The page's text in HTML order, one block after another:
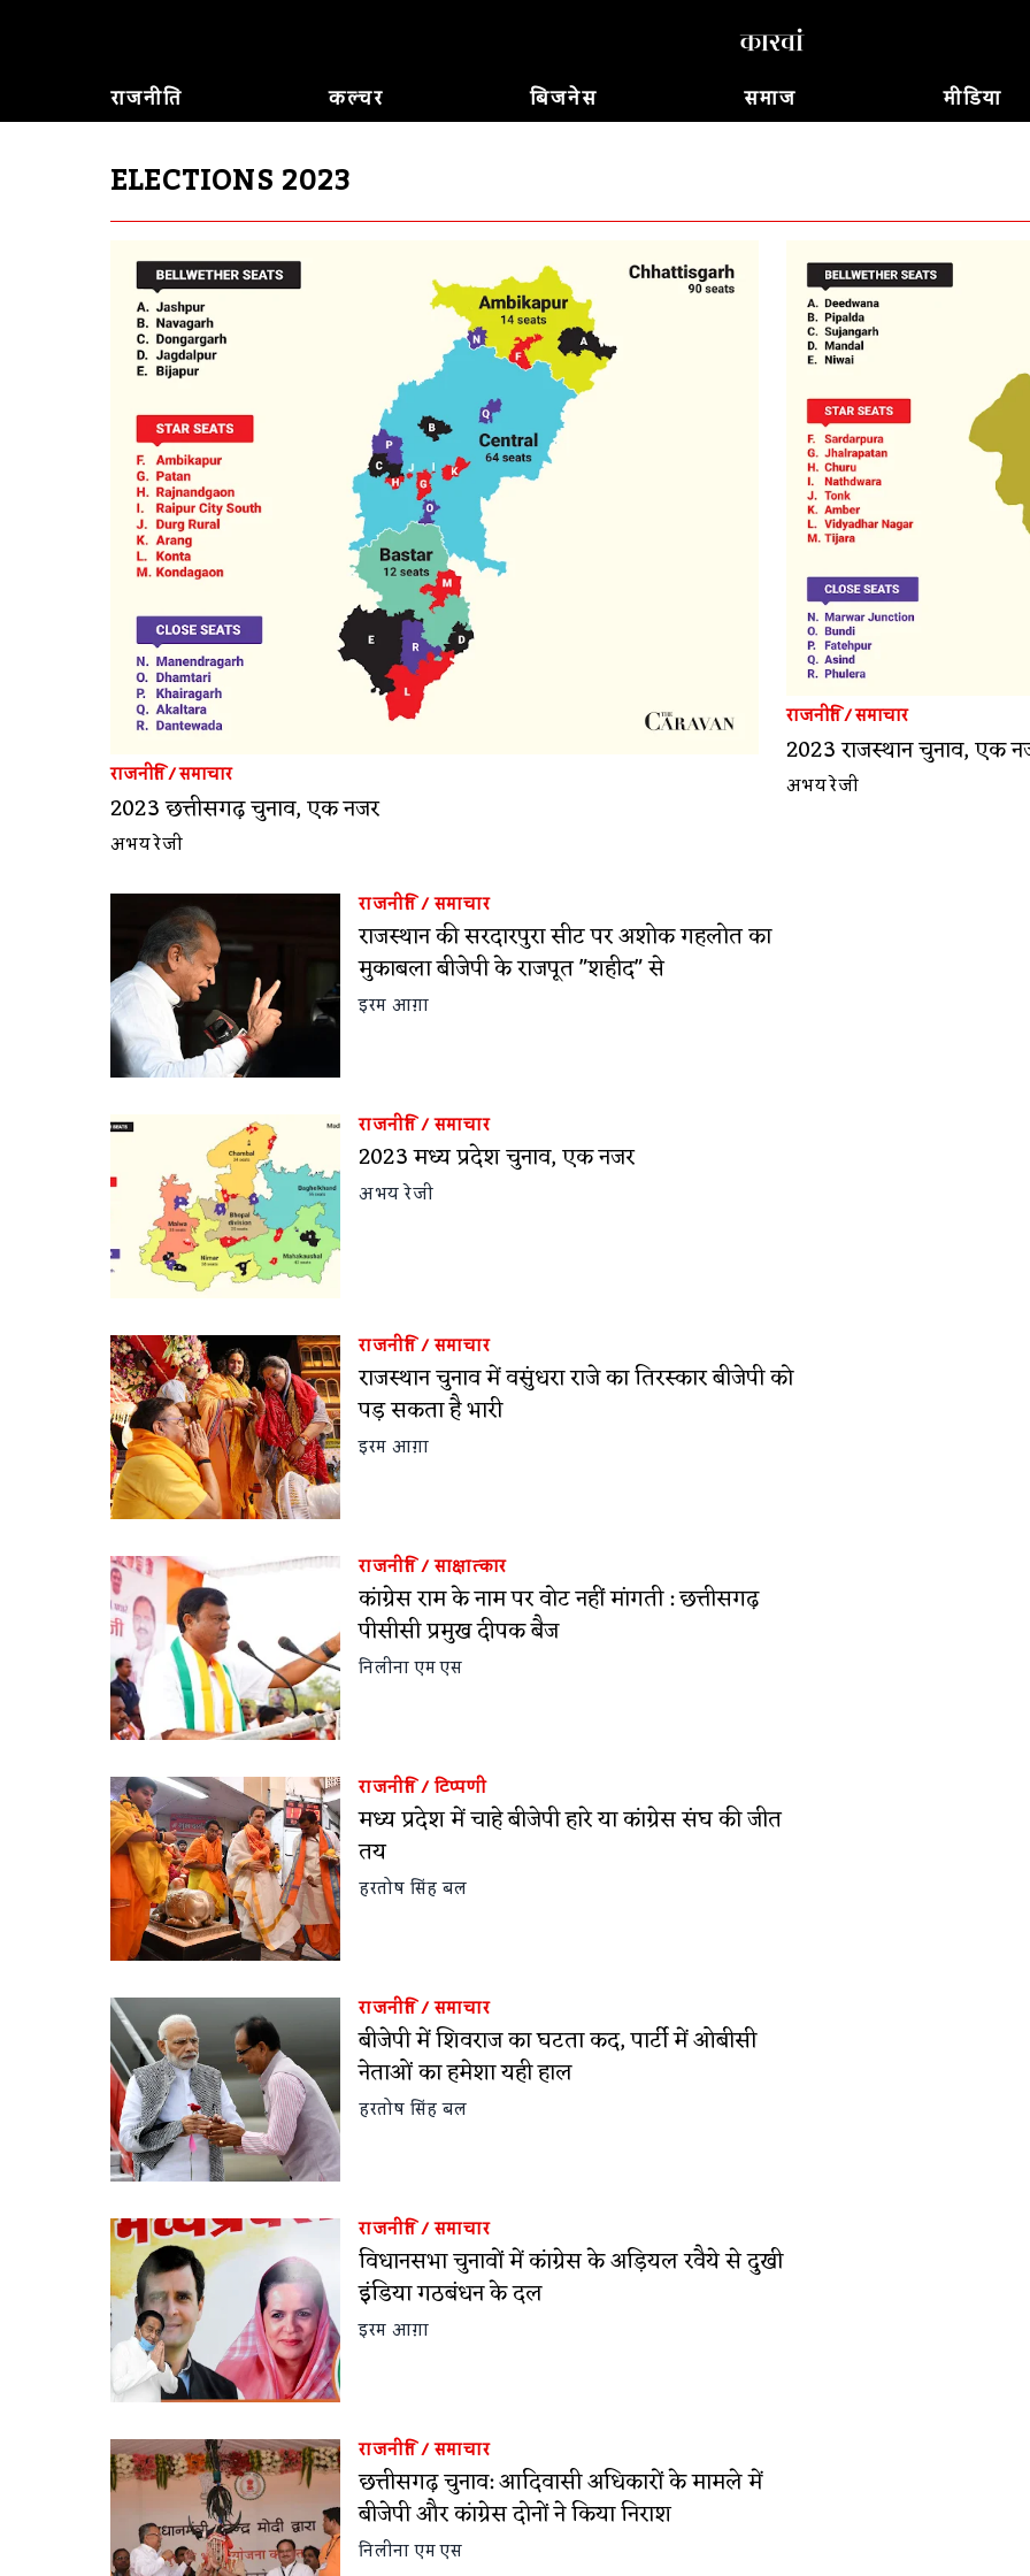
राजनीति कल्चर बिजनेस समाज मीडिया
ELECTIONS 2023
राजनीति/समाचार
2023 छत्तीसगढ़ चुनाव, एक नजर
अभय रेजी
राजनीति/समाचार
2023 राजस्थान चुनाव, एक
अभय रेजी
राजनीति/समाचार
राजस्थान की सरदारपुरा सीट पर अशोक गहलोत का
मुकाबला बीजेपी के राजपूत "शहीद" से
इरम आग़ा
राजनीति/समाचार
2023 मध्य प्रदेश चुनाव, एक नजर
अभय रेजी
राजनीति/समाचार
राजस्थान चुनाव में वसुंधरा राजे का तिरस्कार बीजेपी को
पड़ सकता है भारी
इरम आग़ा
राजनीति/साक्षात्कार
कांग्रेस राम के नाम पर वोट नहीं मांगती : छत्तीसगढ़
पीसीसी प्रमुख दीपक बैज
निलीना एम एस
राजनीति/टिप्पणी
मध्य प्रदेश में चाहे बीजेपी हारे या कांग्रेस संघ की जीत
तय
हरतोष सिंह बल
राजनीति/समाचार
बीजेपी में शिवराज का घटता कद, पार्टी में ओबीसी
नेताओं का हमेशा यही हाल
हरतोष सिंह बल
राजनीति/समाचार
विधानसभा चुनावों में कांग्रेस के अड़ियल रवैये से दुखी
इंडिया गठबंधन के दल
इरम आग़ा
राजनीति/समाचार
छत्तीसगढ़ चुनाव: आदिवासी अधिकारों के मामले में
बीजेपी और कांग्रेस दोनों ने किया निराश
निलीना एम एस